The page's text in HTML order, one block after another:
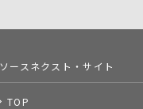
ソースネクスト・サイト
TOP